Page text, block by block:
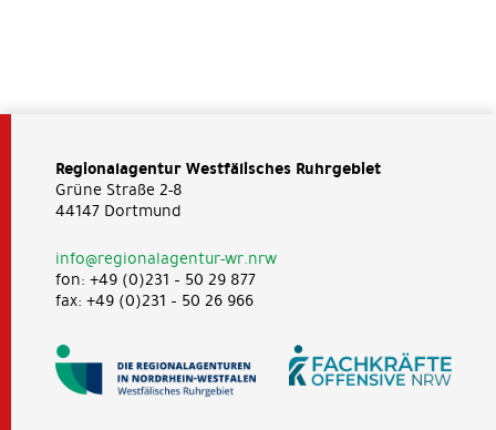
Regionalagentur Westfälisches Ruhrgebiet
Grüne Straße 2-8
44147 Dortmund
info@regionalagentur-wr.nrw
fon: +49 (0)231 – 50 29 877
fax: +49 (0)231 – 50 26 966